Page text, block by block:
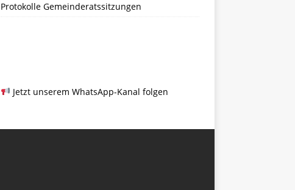
Protokolle Gemeinderatssitzungen
Jetzt unserem WhatsApp-Kanal folgen